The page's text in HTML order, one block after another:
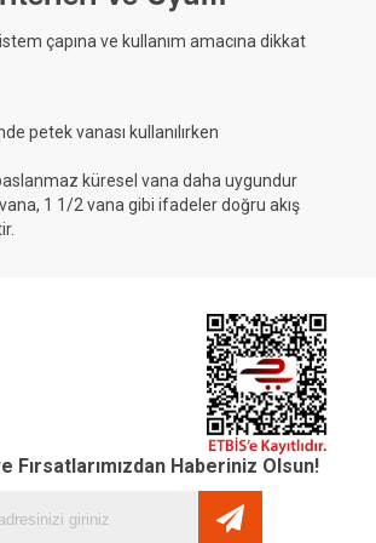
çapına ve kullanım amacına dikkat
petek vanası kullanılırken
küresel vana daha uygundur
1 1/2 vana gibi ifadeler doğru akış
Fırsatlarımızdan Haberiniz Olsun!